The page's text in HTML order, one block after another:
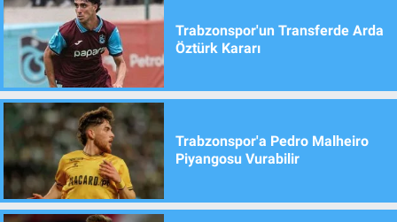
Trabzonspor'un Transferde Arda
Öztürk Kararı
Trabzonspor'a Pedro Malheiro
Piyangosu Vurabilir